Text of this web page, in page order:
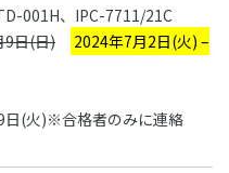
001H、IPC-7711/21C
9日(日)
2024年7月2日(火) –
日(火)※合格者のみに連絡